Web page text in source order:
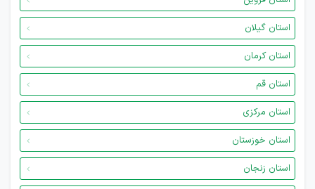
استان گیلان
استان کرمان
استان قم
استان مرکزی
استان خوزستان
استان زنجان